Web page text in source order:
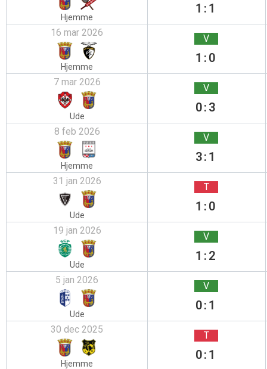
Hjemme
1:1
16 mar 2026
Hjemme
V
1:0
7 mar 2026
Ude
V
0:3
8 feb 2026
Hjemme
V
3:1
31 jan 2026
Ude
T
1:0
19 jan 2026
Ude
V
1:2
5 jan 2026
Ude
V
0:1
30 dec 2025
Hjemme
T
0:1